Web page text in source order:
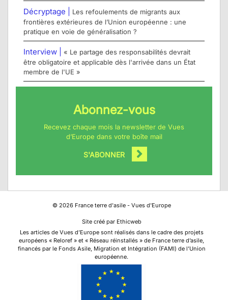
Décryptage |
Les refoulements de migrants aux
frontières extérieures de l’Union européenne : une
pratique en voie de généralisation ?
Interview |
« Le partage des responsabilités devrait
être obligatoire et applicable dès l'arrivée dans un État
membre de l'UE »
Abonnez-vous
Recevez chaque mois la newsletter de Vues
d’Europe dans votre boîte mail
S'ABONNER
© 2026France terre d'asile - Vues d'Europe
Site créé par Ethicweb
Les articles de Vues d’Europe sont réalisés dans le cadre des projets
européens « Reloref » et « Réseau réinstallés » de France terre d’asile,
financés par le Fonds Asile, Migration et Intégration (FAMI) de l’Union
européenne.